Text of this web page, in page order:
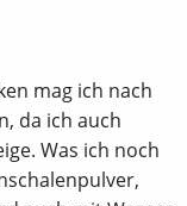
mag ich nach
da ich auch
Was ich noch